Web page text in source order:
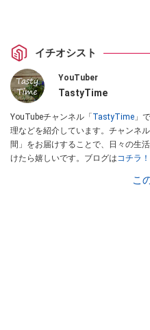
イチオシスト
YouTuber
TastyTime
YouTubeチャンネル「 TastyTime 」
理などを紹介しています。チャンネ
間」をお届けすることで、日々の生
けたら嬉しいです。ブログはコチラ！
こ